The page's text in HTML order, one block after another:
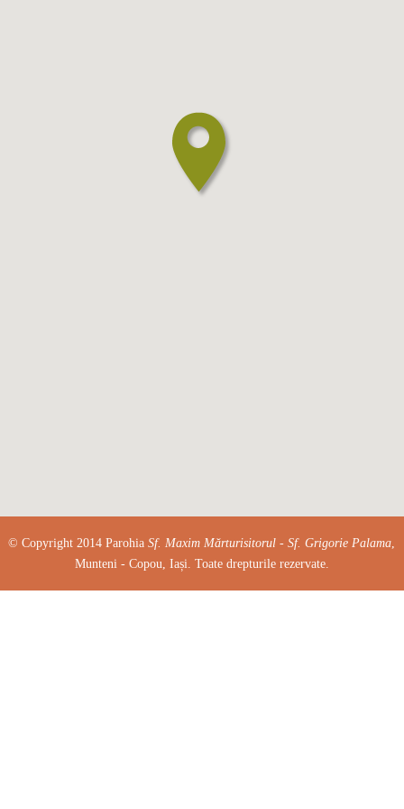
© Copyright 2014 ParohiaSf. Maxim Mărturisitorul - Sf. Grigorie Palama
Munteni - Copou, Iași. Toate drepturile rezervate.